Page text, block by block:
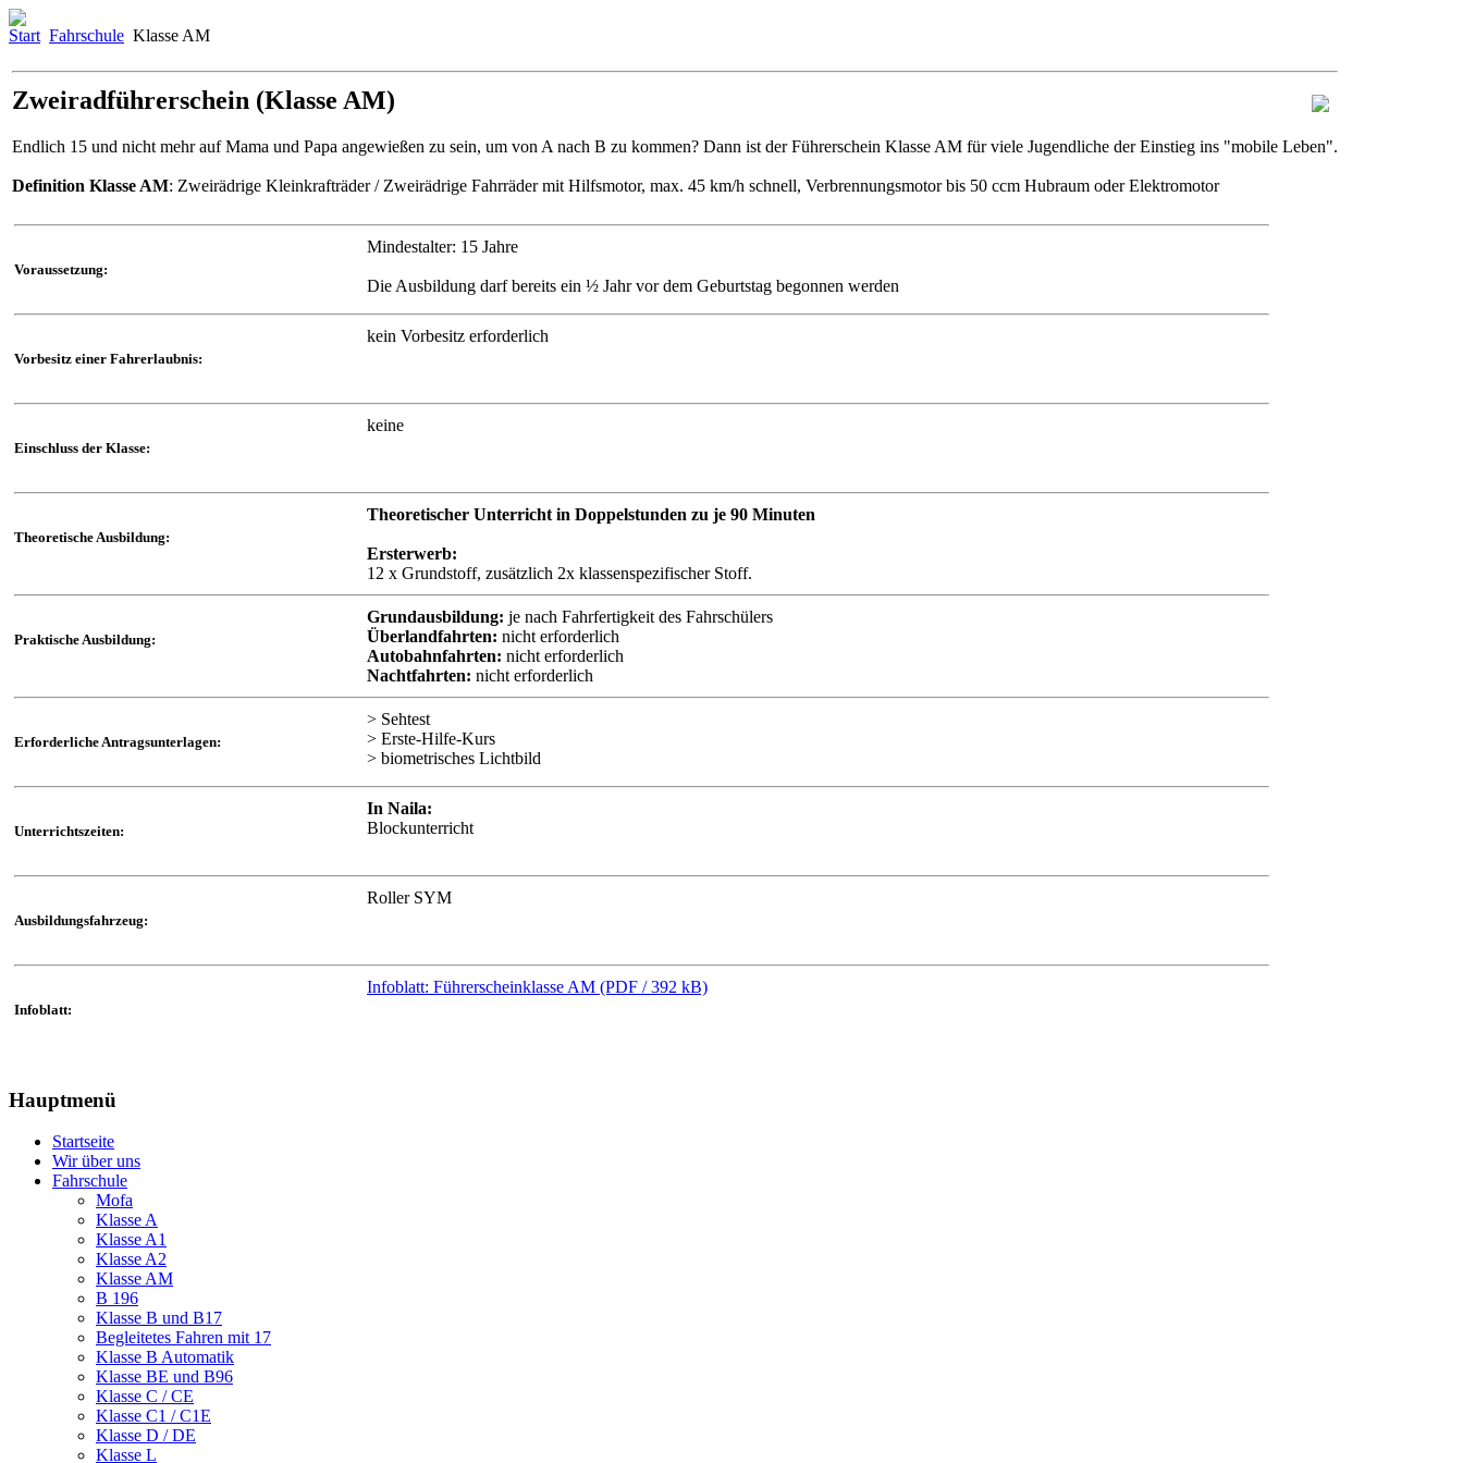
Start Fahrschule Klasse AM
Zweiradführerschein (Klasse AM)
Endlich 15 und nicht mehr auf Mama und Papa angewießen zu sein, um von A nach B zu kommen? Dann ist der Führerschein Klasse AM für viele Jugendliche der Einstieg ins "mobile Leben".
Definition Klasse AM: Zweirädrige Kleinkrafträder / Zweirädrige Fahrräder mit Hilfsmotor, max. 45 km/h schnell, Verbrennungsmotor bis 50 ccm Hubraum oder Elektromotor
Voraussetzung:
Mindestalter: 15 Jahre
Die Ausbildung darf bereits ein ½ Jahr vor dem Geburtstag begonnen werden
Vorbesitz einer Fahrerlaubnis:
kein Vorbesitz erforderlich
Einschluss der Klasse:
keine
Theoretische Ausbildung:
Theoretischer Unterricht in Doppelstunden zu je 90 Minuten
Ersterwerb:
12 x Grundstoff, zusätzlich 2x klassenspezifischer Stoff.
Praktische Ausbildung:
Grundausbildung: je nach Fahrfertigkeit des Fahrschülers
Überlandfahrten: nicht erforderlich
Autobahnfahrten: nicht erforderlich
Nachtfahrten: nicht erforderlich
Erforderliche Antragsunterlagen:
> Sehtest
> Erste-Hilfe-Kurs
> biometrisches Lichtbild
Unterrichtszeiten:
In Naila:
Blockunterricht
Ausbildungsfahrzeug:
Roller SYM
Infoblatt:
Infoblatt: Führerscheinklasse AM (PDF / 392 kB)
Hauptmenü
Startseite
Wir über uns
Fahrschule
Mofa
Klasse A
Klasse A1
Klasse A2
Klasse AM
B 196
Klasse B und B17
Begleitetes Fahren mit 17
Klasse B Automatik
Klasse BE und B96
Klasse C / CE
Klasse C1 / C1E
Klasse D / DE
Klasse L